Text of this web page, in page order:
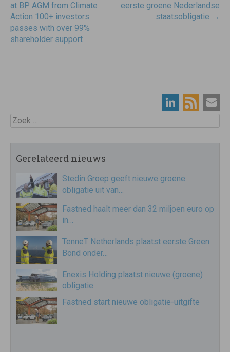
navigatie
at BP AGM from Climate
Action 100+ investors
passes with over 99%
shareholder support
eerste groene Nederlandse
staatsobligatie →
Zoek
Gerelateerd nieuws
Stedin Groep geeft nieuwe groene
obligatie uit van…
Fastned haalt meer dan 32 miljoen euro op
in…
TenneT Netherlands plaatst eerste Green
Bond onder…
Enexis Holding plaatst nieuwe (groene)
obligatie
Fastned start nieuwe obligatie-uitgifte